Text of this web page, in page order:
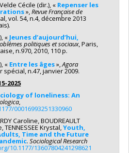
Cécile (dir.), « Repenser les
»,Revue Française de
vol. 54, n.4, décembre 2013
« Jeunes d’aujourd’hui,
politiques et sociaux, Paris,
n.970, 2010, 110 p.
« Entre les âges»,Agora
spécial, n.47, janvier 2009.
2025
of loneliness: An
,
00016993251330960
Caroline, BOUDREAULT
TENNESSEE Krystal,Youth,
Time and the Future
. Sociological Research
10.1177/13607804241298621